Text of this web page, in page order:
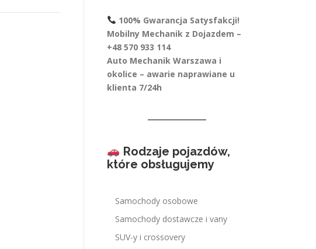
100% Gwarancja Satysfakcji!
Mobilny Mechanik z Dojazdem –
+48 570 933 114
Auto Mechanik Warszawa i
okolice – awarie naprawiane u
klienta 7/24h
Rodzaje pojazdów,
które obsługujemy
Samochody osobowe
Samochody dostawcze i vany
SUV-y i crossovery